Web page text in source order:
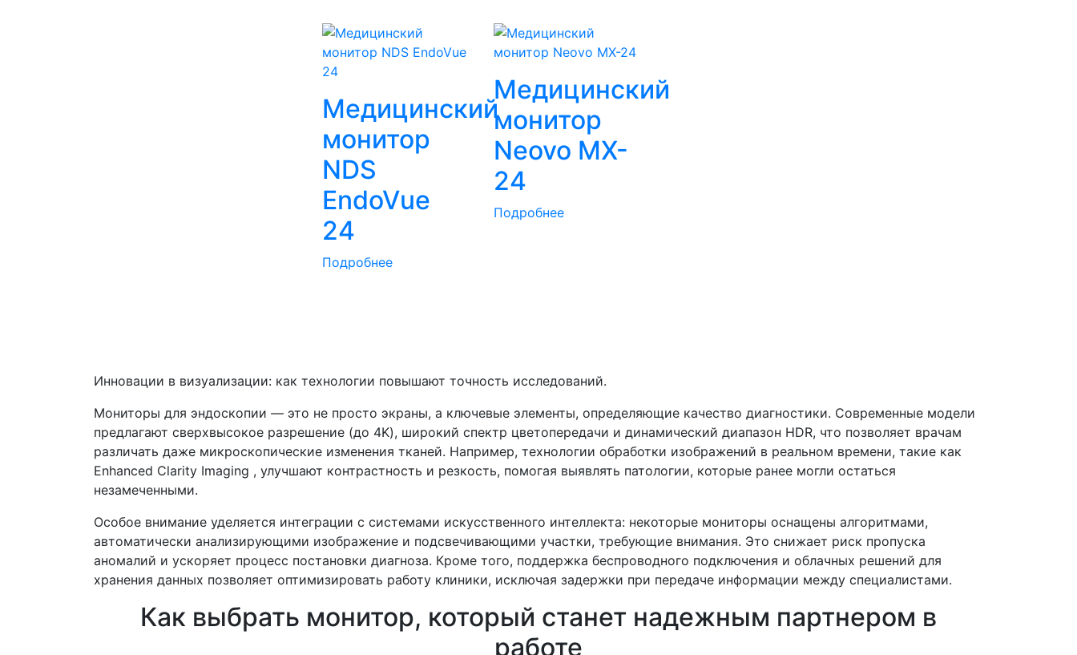
Медицинский
монитор
NDS
EndoVue
24
Подробнее
Медицинский
монитор
Neovo MX-
24
Подробнее
Инновации в визуализации: как технологии повышают точность исследований.
Мониторы для эндоскопии — это не просто экраны, а ключевые элементы, определяющие качество диагностики. Современные модели
предлагают сверхвысокое разрешение (до 4K), широкий спектр цветопередачи и динамический диапазон HDR, что позволяет врачам
различать даже микроскопические изменения тканей. Например, технологии обработки изображений в реальном времени, такие как
Enhanced Clarity Imaging , улучшают контрастность и резкость, помогая выявлять патологии, которые ранее могли остаться
незамеченными.
Особое внимание уделяется интеграции с системами искусственного интеллекта: некоторые мониторы оснащены алгоритмами,
автоматически анализирующими изображение и подсвечивающими участки, требующие внимания. Это снижает риск пропуска
аномалий и ускоряет процесс постановки диагноза. Кроме того, поддержка беспроводного подключения и облачных решений для
хранения данных позволяет оптимизировать работу клиники, исключая задержки при передаче информации между специалистами.
Как выбрать монитор, который станет надежным партнером в
работе